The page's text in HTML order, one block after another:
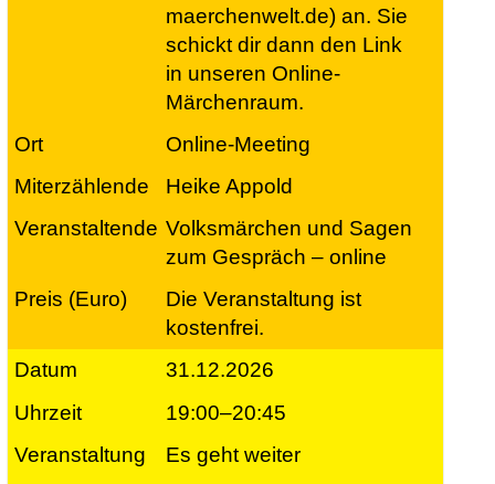
maerchenwelt.de) an. Sie
schickt dir dann den Link
in unseren Online-
Märchenraum.
Online-Meeting
Heike Appold
Volksmärchen und Sagen
zum Gespräch – online
Die Veranstaltung ist
kostenfrei.
31.12.2026
19:00–20:45
Es geht weiter